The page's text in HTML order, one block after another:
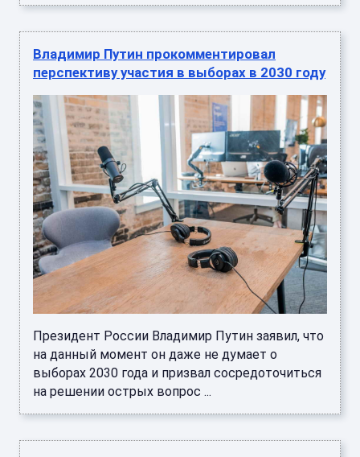
Владимир Путин прокомментировал
перспективу участия в выборах в 2030 году
Президент России Владимир Путин заявил, что
на данный момент он даже не думает о
выборах 2030 года и призвал сосредоточиться
на решении острых вопрос ...